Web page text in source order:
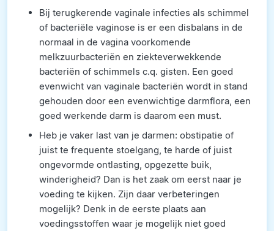
Bij terugkerende vaginale infecties als schimmel
of bacteriële vaginose is er een disbalans in de
normaal in de vagina voorkomende
melkzuurbacteriën en ziekteverwekkende
bacteriën of schimmels c.q. gisten. Een goed
evenwicht van vaginale bacteriën wordt in stand
gehouden door een evenwichtige darmflora, een
goed werkende darm is daarom een must.
Heb je vaker last van je darmen: obstipatie of
juist te frequente stoelgang, te harde of juist
ongevormde ontlasting, opgezette buik,
winderigheid? Dan is het zaak om eerst naar je
voeding te kijken. Zijn daar verbeteringen
mogelijk? Denk in de eerste plaats aan
voedingsstoffen waar je mogelijk niet goed